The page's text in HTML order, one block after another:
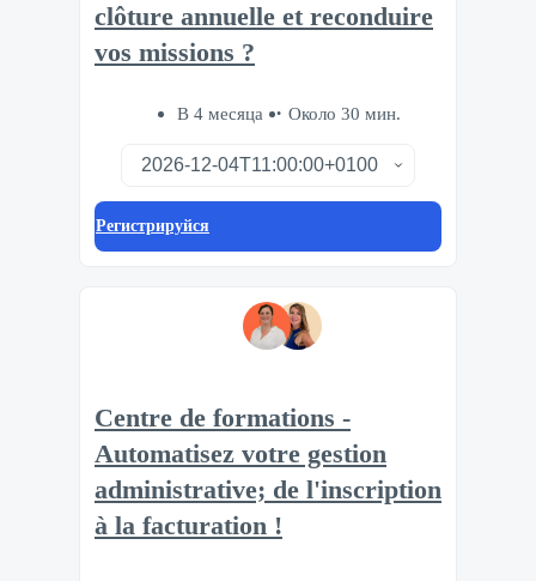
clôture annuelle et reconduire
vos missions ?
В 4 месяца Около 30 мин.
Регистрируйся
Centre de formations -
Automatisez votre gestion
administrative; de l'inscription
à la facturation !